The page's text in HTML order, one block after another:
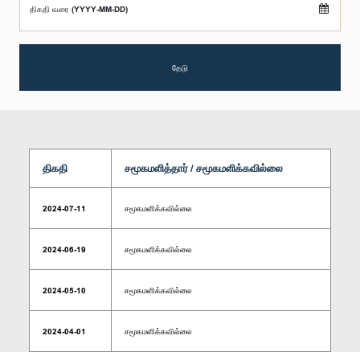
திகதி வரை (YYYY-MM-DD)
தேடு
திகதி சமூகமளித்தார் / சமூகமளிக்கவில்லை
2024-07-11 சமூகமளிக்கவில்லை
2024-06-19 சமூகமளிக்கவில்லை
2024-05-10 சமூகமளிக்கவில்லை
2024-04-01 சமூகமளிக்கவில்லை